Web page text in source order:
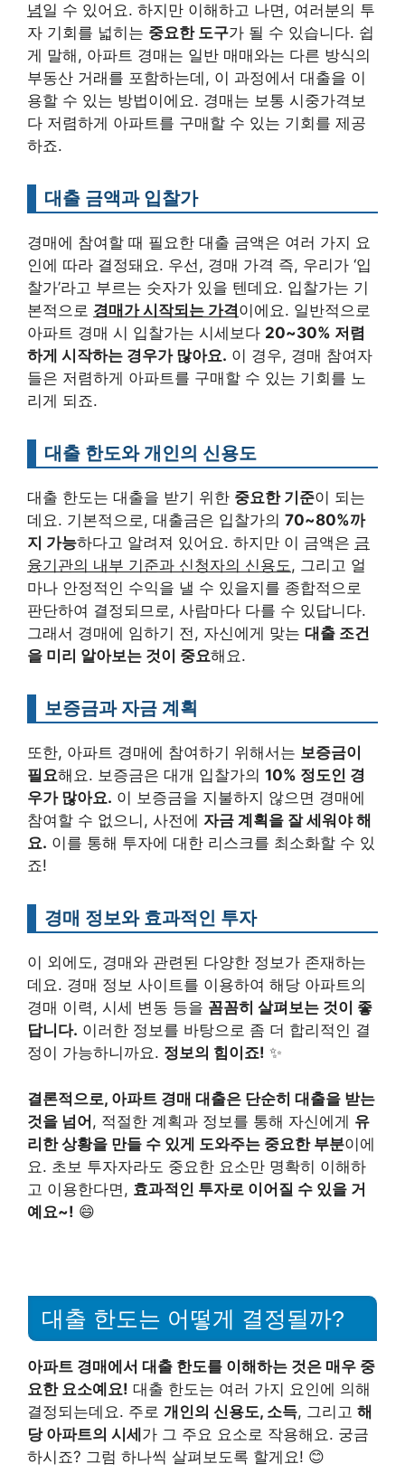
념일 수 있어요. 하지만 이해하고 나면, 여러분의 투
자 기회를 넓히는 중요한 도구가 될 수 있습니다. 쉽
게 말해, 아파트 경매는 일반 매매와는 다른 방식의
부동산 거래를 포함하는데, 이 과정에서 대출을 이
용할 수 있는 방법이에요. 경매는 보통 시중가격보
다 저렴하게 아파트를 구매할 수 있는 기회를 제공
하죠.
대출 금액과 입찰가
경매에 참여할 때 필요한 대출 금액은 여러 가지 요
인에 따라 결정돼요. 우선, 경매 가격 즉, 우리가 ‘입
찰가’라고 부르는 숫자가 있을 텐데요. 입찰가는 기
본적으로 경매가 시작되는 가격이에요. 일반적으로
아파트 경매 시 입찰가는 시세보다 20~30% 저렴
하게 시작하는 경우가 많아요. 이 경우, 경매 참여자
들은 저렴하게 아파트를 구매할 수 있는 기회를 노
리게 되죠.
대출 한도와 개인의 신용도
대출 한도는 대출을 받기 위한 중요한 기준이 되는
데요. 기본적으로, 대출금은 입찰가의 70~80%까
지 가능하다고 알려져 있어요. 하지만 이 금액은 금
융기관의 내부 기준과 신청자의 신용도, 그리고 얼
마나 안정적인 수익을 낼 수 있을지를 종합적으로
판단하여 결정되므로, 사람마다 다를 수 있답니다.
그래서 경매에 임하기 전, 자신에게 맞는 대출 조건
을 미리 알아보는 것이 중요해요.
보증금과 자금 계획
또한, 아파트 경매에 참여하기 위해서는 보증금이
필요해요. 보증금은 대개 입찰가의 10% 정도인 경
우가 많아요. 이 보증금을 지불하지 않으면 경매에
참여할 수 없으니, 사전에 자금 계획을 잘 세워야 해
요. 이를 통해 투자에 대한 리스크를 최소화할 수 있
죠!
경매 정보와 효과적인 투자
이 외에도, 경매와 관련된 다양한 정보가 존재하는
데요. 경매 정보 사이트를 이용하여 해당 아파트의
경매 이력, 시세 변동 등을 꼼꼼히 살펴보는 것이 좋
답니다. 이러한 정보를 바탕으로 좀 더 합리적인 결
정이 가능하니까요. 정보의 힘이죠! ✨
결론적으로, 아파트 경매 대출은 단순히 대출을 받는
것을 넘어, 적절한 계획과 정보를 통해 자신에게 유
리한 상황을 만들 수 있게 도와주는 중요한 부분이에
요. 초보 투자자라도 중요한 요소만 명확히 이해하
고 이용한다면, 효과적인 투자로 이어질 수 있을 거
예요~! 😄
대출 한도는 어떻게 결정될까?
아파트 경매에서 대출 한도를 이해하는 것은 매우 중
요한 요소예요! 대출 한도는 여러 가지 요인에 의해
결정되는데요. 주로 개인의 신용도, 소득, 그리고 해
당 아파트의 시세 가 그 주요 요소로 작용해요. 궁금
하시죠? 그럼 하나씩 살펴보도록 할게요! 😊